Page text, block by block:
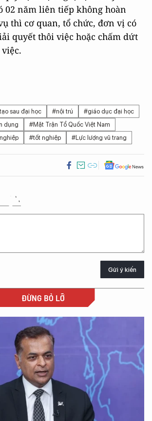
02 năm liên tiếp không hoàn
thì cơ quan, tổ chức, đơn vị có
quyết thôi việc hoặc chấm dứt
sau đại học #nội trú
#giáo dục đại học
dụng
#Mặt Trận Tổ Quốc Việt Nam
#tốt nghiệp #Lực lượng vũ trang
Gửi ý kiến
ĐỪNG BỎ LỠ